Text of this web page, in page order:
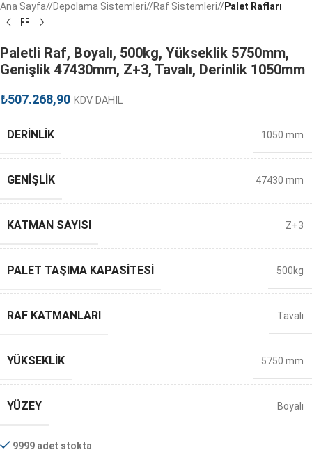
Ana Sayfa/ Depolama Sistemleri/ Raf Sistemleri/ Palet Rafları
Paletli Raf, Boyalı, 500kg, Yükseklik 5750mm,
Genişlik 47430mm, Z+3, Tavalı, Derinlik 1050mm
₺507.268,90 KDV DAHİL
DERINLIK 1050 mm
GENIŞLIK 47430 mm
KATMAN SAYISI Z+3
PALET TAŞIMA KAPASITESI 500kg
RAF KATMANLARI Tavalı
YÜKSEKLIK 5750 mm
YÜZEY Boyalı
9999 adet stokta